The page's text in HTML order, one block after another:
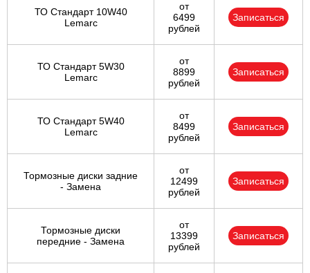
ТО Стандарт 10W40
Lemarc
от
6499
рублей
Записаться
ТО Стандарт 5W30
Lemarc
от
8899
рублей
Записаться
ТО Стандарт 5W40
Lemarc
от
8499
рублей
Записаться
Тормозные диски задние
- Замена
от
12499
рублей
Записаться
Тормозные диски
передние - Замена
от
13399
рублей
Записаться